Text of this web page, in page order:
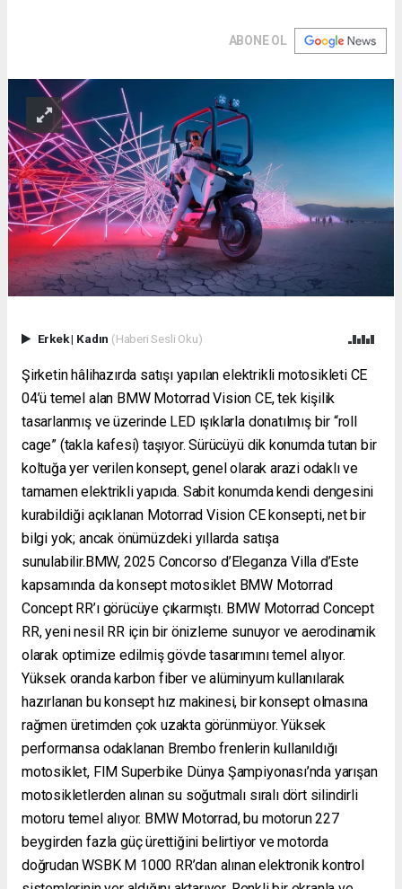
ABONE OL
Erkek| Kadın (Haberi Sesli Oku)
Şirketin hâlihazırda satışı yapılan elektrikli motosikleti CE
04’ü temel alan BMW Motorrad Vision CE, tek kişilik
tasarlanmış ve üzerinde LED ışıklarla donatılmış bir “roll
cage” (takla kafesi) taşıyor. Sürücüyü dik konumda tutan bir
koltuğa yer verilen konsept, genel olarak arazi odaklı ve
tamamen elektrikli yapıda. Sabit konumda kendi dengesini
kurabildiği açıklanan Motorrad Vision CE konsepti, net bir
bilgi yok; ancak önümüzdeki yıllarda satışa
sunulabilir.BMW, 2025 Concorso d’Eleganza Villa d’Este
kapsamında da konsept motosiklet BMW Motorrad
Concept RR’ı görücüye çıkarmıştı. BMW Motorrad Concept
RR, yeni nesil RR için bir önizleme sunuyor ve aerodinamik
olarak optimize edilmiş gövde tasarımını temel alıyor.
Yüksek oranda karbon fiber ve alüminyum kullanılarak
hazırlanan bu konsept hız makinesi, bir konsept olmasına
rağmen üretimden çok uzakta görünmüyor. Yüksek
performansa odaklanan Brembo frenlerin kullanıldığı
motosiklet, FIM Superbike Dünya Şampiyonası’nda yarışan
motosikletlerden alınan su soğutmalı sıralı dört silindirli
motoru temel alıyor. BMW Motorrad, bu motorun 227
beygirden fazla güç ürettiğini belirtiyor ve motorda
doğrudan WSBK M 1000 RR’dan alınan elektronik kontrol